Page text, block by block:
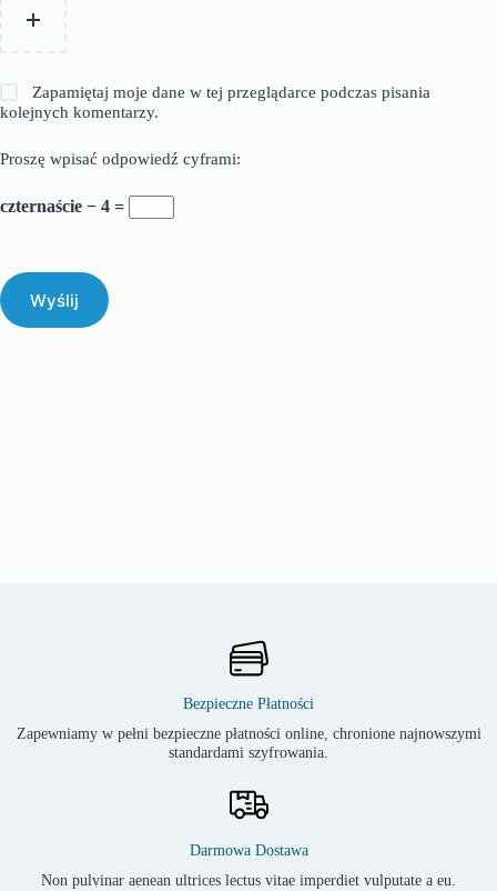
Zapamiętaj moje dane w tej przeglądarce podczas pisania
kolejnych komentarzy.
Proszę wpisać odpowiedź cyframi:
czternaście − 4 =
Wyślij
Bezpieczne Płatności
Zapewniamy w pełni bezpieczne płatności online, chronione najnowszymi
standardami szyfrowania.
Darmowa Dostawa
Non pulvinar aenean ultrices lectus vitae imperdiet vulputate a eu.